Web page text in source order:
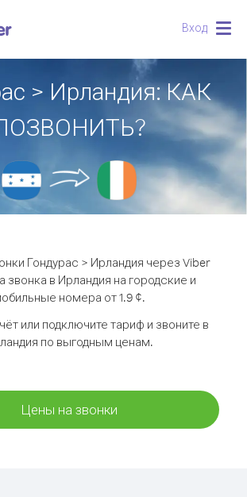
Вход
> Ирландия: КАК
Гондурас > Ирландия через Viber
звонка в Ирландия на городские и
номера от 1.9 ¢.
или подключите тариф и звоните в
по выгодным ценам.
Цены на звонки